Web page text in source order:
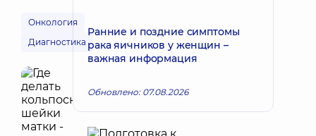
Онкология
Диагностика
Ранние и поздние симптомы
рака яичников у женщин –
важная информация
Обновлено: 07.08.2026